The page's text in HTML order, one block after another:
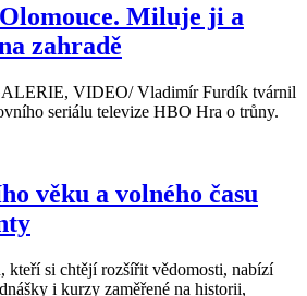
Miluje ji a
zahradě
VIDEO/ Vladimír Furdík tvárnil
seriálu televize HBO Hra o trůny.
věku a volného času
kteří si chtějí rozšířit vědomosti, nabízí
i kurzy zaměřené na historii,